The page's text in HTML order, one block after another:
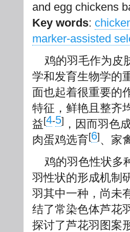
and egg chickens
Key words:
marker-assisted
鸡的羽毛作为皮
学和发育生物学的
面也起着很重要的
特征，鲜艳且整齐
益[4-5] ，因而羽色
肉蛋鸡选育[6]、家
鸡的羽色性状多
羽性状的形成机制
羽其中一种，尚未
结了常染色体芦花
探讨了芦花羽图案